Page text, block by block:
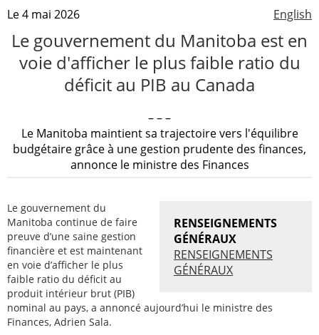
English
Le 4 mai 2026
Le gouvernement du Manitoba est en
voie d'afficher le plus faible ratio du
déficit au PIB au Canada
– – –
Le Manitoba maintient sa trajectoire vers l'équilibre
budgétaire grâce à une gestion prudente des finances,
annonce le ministre des Finances
RENSEIGNEMENTS
GÉNÉRAUX
RENSEIGNEMENTS
GÉNÉRAUX
Le gouvernement du
Manitoba continue de faire
preuve d’une saine gestion
financière et est maintenant
en voie d’afficher le plus
faible ratio du déficit au
produit intérieur brut (PIB)
nominal au pays, a annoncé aujourd’hui le ministre des
Finances, Adrien Sala.